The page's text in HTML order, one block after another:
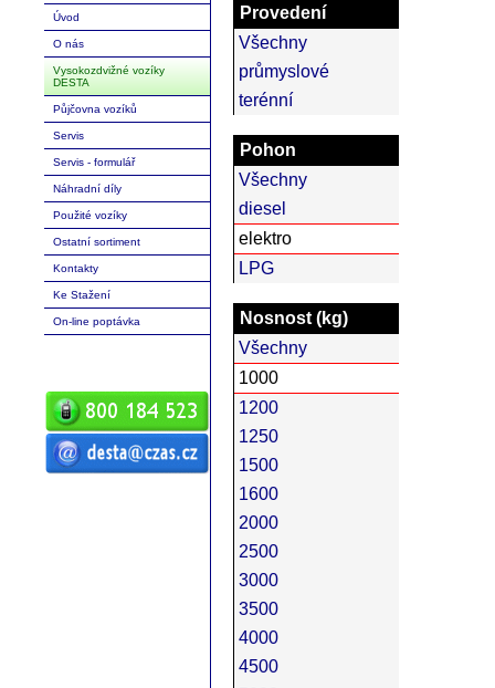
Úvod
O nás
Vysokozdvižné vozíky
DESTA
Půjčovna vozíků
Servis
Servis - formulář
Náhradní díly
Použité vozíky
Ostatní sortiment
Kontakty
Ke Stažení
On-line poptávka
Provedení
Všechny
průmyslové
terénní
Pohon
Všechny
diesel
elektro
LPG
Nosnost (kg)
Všechny
1000
1200
1250
1500
1600
2000
2500
3000
3500
4000
4500